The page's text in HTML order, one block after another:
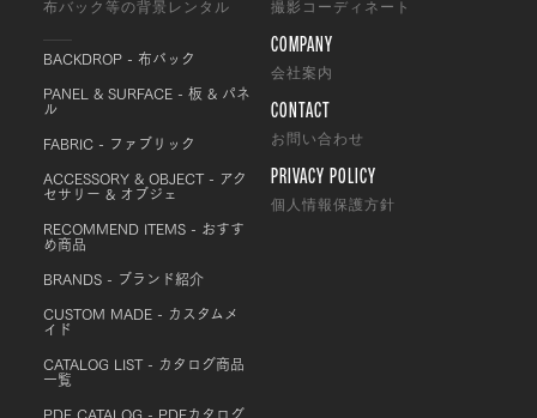
布バック等の背景レンタル
BACKDROP - 布バック
PANEL & SURFACE - 板 & パネ
ル
FABRIC - ファブリック
ACCESSORY & OBJECT - アク
セサリー & オブジェ
RECOMMEND ITEMS - おすす
め商品
BRANDS - ブランド紹介
CUSTOM MADE - カスタムメ
イド
CATALOG LIST - カタログ商品
一覧
撮影コーディネート
COMPANY
会社案内
CONTACT
お問い合わせ
PRIVACY POLICY
個人情報保護方針